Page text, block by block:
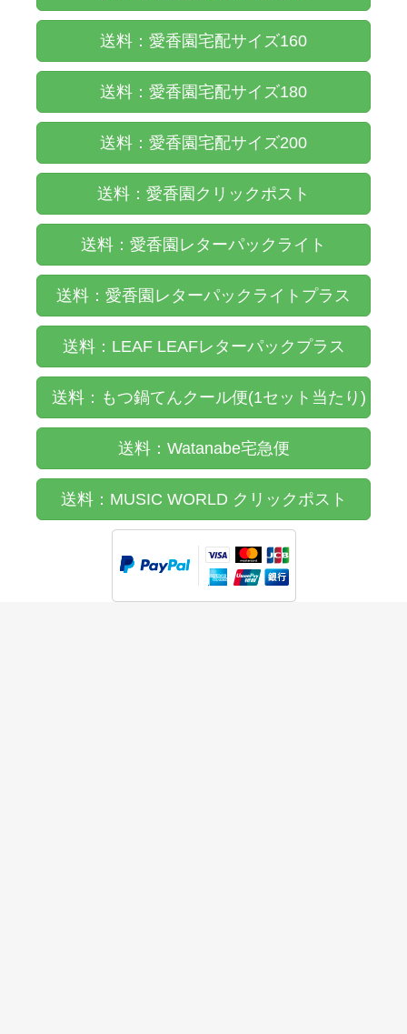
送料：愛香園宅配サイズ160
送料：愛香園宅配サイズ180
送料：愛香園宅配サイズ200
送料：愛香園クリックポスト
送料：愛香園レターパックライト
送料：愛香園レターパックライトプラス
送料：LEAF LEAFレターパックプラス
送料：もつ鍋てんクール便(1セット当たり)
送料：Watanabe宅急便
送料：MUSIC WORLD クリックポスト